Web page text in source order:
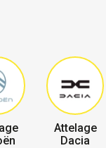
Attelage
Dacia